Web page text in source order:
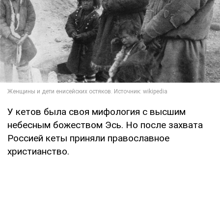
У кетов была своя мифология с высшим
небесным божеством Эсь. Но после захвата
Россией кеты приняли православное
христианство.